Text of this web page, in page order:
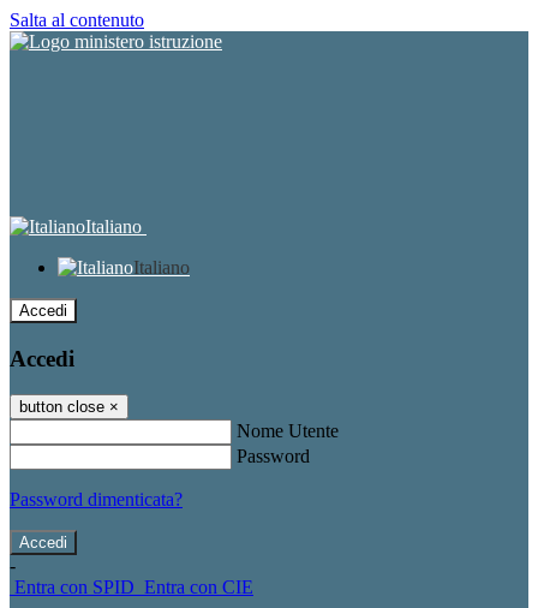
Salta al contenuto
Italiano
Italiano
Accedi
Accedi
button close ×
Nome Utente
Password
Password dimenticata?
-
Entra con SPID Entra con CIE